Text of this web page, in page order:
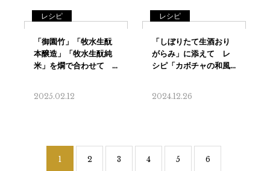
レシピ
2025.02.12
レシピ
2024.12.26
1 2 3 4 5 6